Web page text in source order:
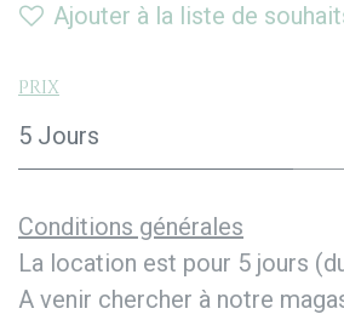
Ajouter à la liste de
Prix
5 Jours
Conditions générales
La location est pour 5 jours
A venir chercher à notre